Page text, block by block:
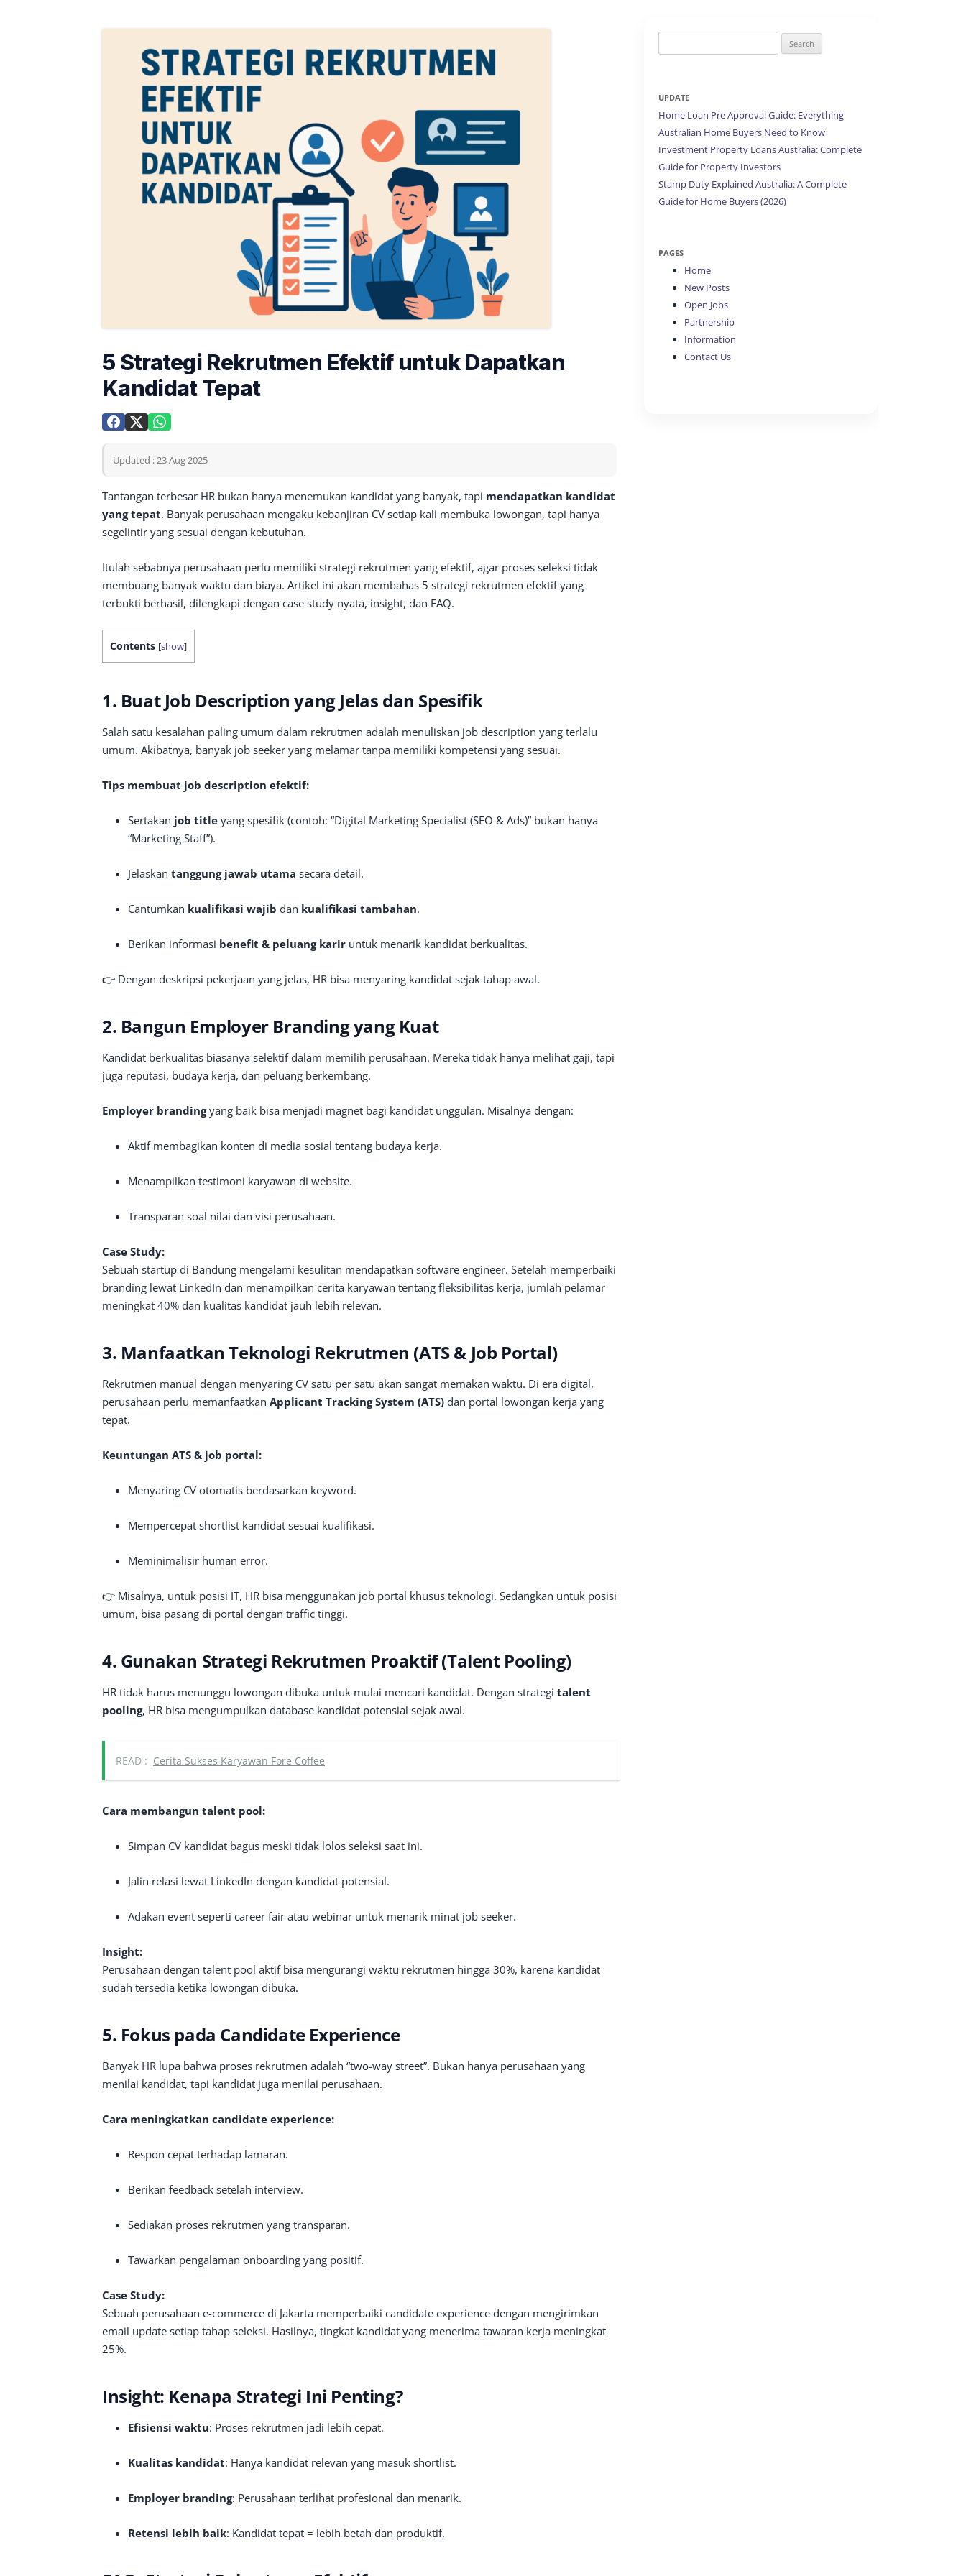
5 Strategi Rekrutmen Efektif untuk Dapatkan
Kandidat Tepat
Updated : 23 Aug 2025
Tantangan terbesar HR bukan hanya menemukan kandidat yang banyak, tapi mendapatkan kandidat
yang tepat. Banyak perusahaan mengaku kebanjiran CV setiap kali membuka lowongan, tapi hanya
segelintir yang sesuai dengan kebutuhan.
Itulah sebabnya perusahaan perlu memiliki strategi rekrutmen yang efektif, agar proses seleksi tidak
membuang banyak waktu dan biaya. Artikel ini akan membahas 5 strategi rekrutmen efektif yang
terbukti berhasil, dilengkapi dengan case study nyata, insight, dan FAQ.
Contents [show]
1. Buat Job Description yang Jelas dan Spesifik
Salah satu kesalahan paling umum dalam rekrutmen adalah menuliskan job description yang terlalu
umum. Akibatnya, banyak job seeker yang melamar tanpa memiliki kompetensi yang sesuai.
Tips membuat job description efektif:
Sertakan job title yang spesifik (contoh: “Digital Marketing Specialist (SEO & Ads)” bukan hanya
“Marketing Staff”).
Jelaskan tanggung jawab utama secara detail.
Cantumkan kualifikasi wajib dan kualifikasi tambahan.
Berikan informasi benefit & peluang karir untuk menarik kandidat berkualitas.
👉 Dengan deskripsi pekerjaan yang jelas, HR bisa menyaring kandidat sejak tahap awal.
2. Bangun Employer Branding yang Kuat
Kandidat berkualitas biasanya selektif dalam memilih perusahaan. Mereka tidak hanya melihat gaji, tapi
juga reputasi, budaya kerja, dan peluang berkembang.
Employer brandingyang baik bisa menjadi magnet bagi kandidat unggulan. Misalnya dengan:
Aktif membagikan konten di media sosial tentang budaya kerja.
Menampilkan testimoni karyawan di website.
Transparan soal nilai dan visi perusahaan.
Case Study:
Sebuah startup di Bandung mengalami kesulitan mendapatkan software engineer. Setelah memperbaiki
branding lewat LinkedIn dan menampilkan cerita karyawan tentang fleksibilitas kerja, jumlah pelamar
meningkat 40% dan kualitas kandidat jauh lebih relevan.
3. Manfaatkan Teknologi Rekrutmen (ATS & Job Portal)
Rekrutmen manual dengan menyaring CV satu per satu akan sangat memakan waktu. Di era digital,
perusahaan perlu memanfaatkan Applicant Tracking System (ATS) dan portal lowongan kerja yang
tepat.
Keuntungan ATS & job portal:
Menyaring CV otomatis berdasarkan keyword.
Mempercepat shortlist kandidat sesuai kualifikasi.
Meminimalisir human error.
👉 Misalnya, untuk posisi IT, HR bisa menggunakan job portal khusus teknologi. Sedangkan untuk posisi
umum, bisa pasang di portal dengan traffic tinggi.
4. Gunakan Strategi Rekrutmen Proaktif (Talent Pooling)
HR tidak harus menunggu lowongan dibuka untuk mulai mencari kandidat. Dengan strategi talent
pooling, HR bisa mengumpulkan database kandidat potensial sejak awal.
READ : Cerita Sukses Karyawan Fore Coffee
Cara membangun talent pool:
Simpan CV kandidat bagus meski tidak lolos seleksi saat ini.
Jalin relasi lewat LinkedIn dengan kandidat potensial.
Adakan event seperti career fair atau webinar untuk menarik minat job seeker.
Insight:
Perusahaan dengan talent pool aktif bisa mengurangi waktu rekrutmen hingga 30%, karena kandidat
sudah tersedia ketika lowongan dibuka.
5. Fokus pada Candidate Experience
Banyak HR lupa bahwa proses rekrutmen adalah “two-way street”. Bukan hanya perusahaan yang
menilai kandidat, tapi kandidat juga menilai perusahaan.
Cara meningkatkan candidate experience:
Respon cepat terhadap lamaran.
Berikan feedback setelah interview.
Sediakan proses rekrutmen yang transparan.
Tawarkan pengalaman onboarding yang positif.
Case Study:
Sebuah perusahaan e-commerce di Jakarta memperbaiki candidate experience dengan mengirimkan
email update setiap tahap seleksi. Hasilnya, tingkat kandidat yang menerima tawaran kerja meningkat
25%.
Insight: Kenapa Strategi Ini Penting?
Efisiensi waktu: Proses rekrutmen jadi lebih cepat.
Kualitas kandidat: Hanya kandidat relevan yang masuk shortlist.
Employer branding: Perusahaan terlihat profesional dan menarik.
Retensi lebih baik: Kandidat tepat = lebih betah dan produktif.
for:
UPDATE
Home Loan Pre Approval Guide: Everything
Australian Home Buyers Need to Know
Investment Property Loans Australia: Complete
Guide for Property Investors
Stamp Duty Explained Australia: A Complete
Guide for Home Buyers (2026)
PAGES
Home
New Posts
Open Jobs
Partnership
Information
Contact Us